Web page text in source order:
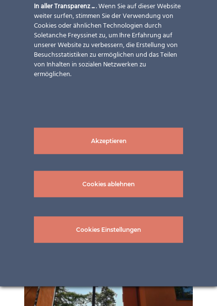
In aller Transparenz .... Wenn Sie auf dieser Website
weiter surfen, stimmen Sie der Verwendung von
Cookies oder ähnlichen Technologien durch
Soletanche Freyssinet zu, um Ihre Erfahrung auf
unserer Website zu verbessern, die Erstellung von
Besuchsstatistiken zu ermöglichen und das Teilen
von Inhalten in sozialen Netzwerken zu
ermöglichen.
Akzeptieren
Cookies ablehnen
Cookies Einstellungen